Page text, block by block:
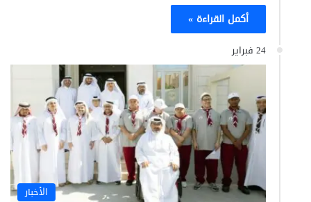
أكمل القراءة »
24 فبراير
الأخبار